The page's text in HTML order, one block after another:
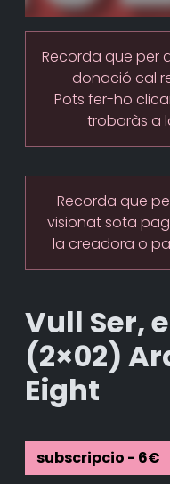
Recorda que per
donació cal
Pots fer-ho
trobaràs a
Recorda que
visionat sota
la creadora o
Vull Ser,
(2×02)
Eight
subscripcio - 6€